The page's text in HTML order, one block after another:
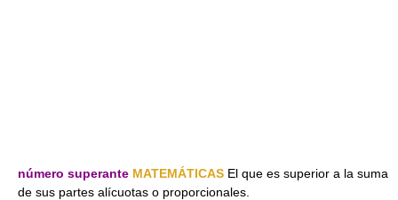
número superante MATEMÁTICAS El que es superior a la suma
de sus partes alícuotas o proporcionales.